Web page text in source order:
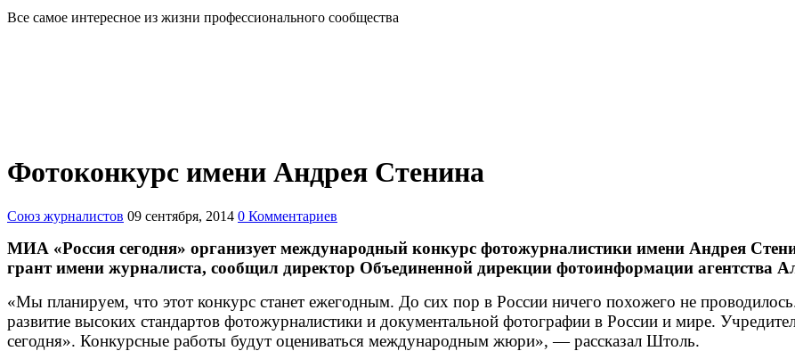
Все самое интересное из жизни профессионального сообщества
Фотоконкурс имени Андрея Стенина
Союз журналистов 09 сентября, 2014 0 Комментариев
МИА «Россия сегодня» организует международный конкурс фотожурналистики имени Андрея
грант имени журналиста, сообщил директор Объединенной дирекции фотоинформации агентства
«Мы планируем, что этот конкурс станет ежегодным. До сих пор в России ничего похожего не
развитие высоких стандартов фотожурналистики и документальной фотографии в России и мире.
сегодня». Конкурсные работы будут оцениваться международным жюри», — рассказал Штоль.